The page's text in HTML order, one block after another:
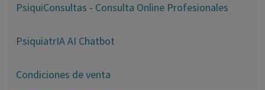
PsiquiConsultas - Consulta Online Profesionales
PsiquiatrIA AI Chatbot
Condiciones de venta